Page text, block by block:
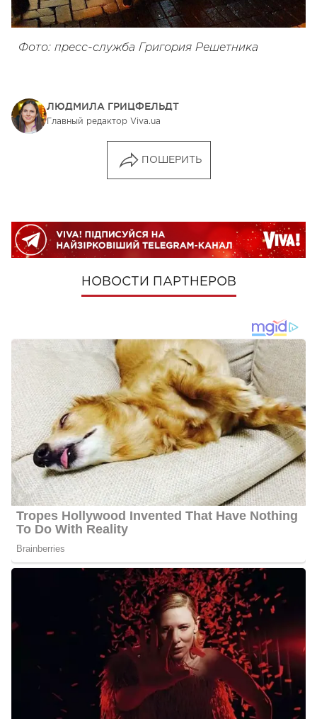
Фото: пресс-служба Григория Решетника
ЛЮДМИЛА ГРИЦФЕЛЬДТ
Главный редактор Viva.ua
ПОШЕРИТЬ
НОВОСТИ ПАРТНЕРОВ